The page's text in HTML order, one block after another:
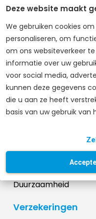
Deze website maakt
We gebruiken cookies
personaliseren, om
om ons websiteverkeer
informatie over uw
voor social media,
kunnen deze gegevens
die u aan ze heeft
basis van uw gebruik van
Over ons
Werken bij Unigarant
Duurzaamheid
Verzekeringen